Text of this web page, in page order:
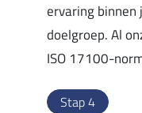
ervaring
doelgroep. Al
ISO 17100-
Stap 4